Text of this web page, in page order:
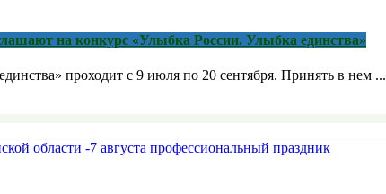
на конкурс «Улыбка России. Улыбка единства»
проходит с 9 июля по 20 сентября. Принять в нем ...